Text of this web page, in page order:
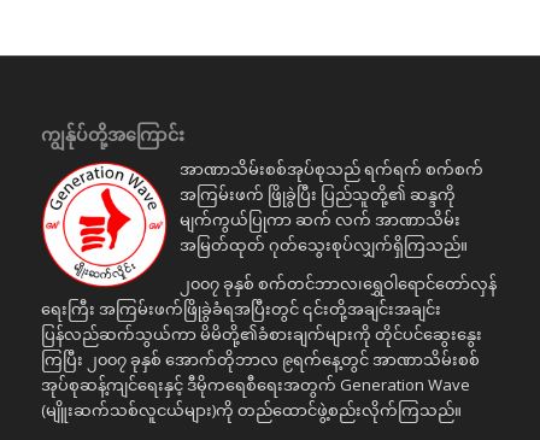
ကျွန်ုပ်တို့အကြောင်း
အာဏာသိမ်းစစ်အုပ်စုသည် ရက်ရက် စက်စက်
အကြမ်းဖက် ဖြိုခွဲပြီး ပြည်သူတို့၏ ဆန္ဒကို
မျက်ကွယ်ပြုကာ ဆက် လက် အာဏာသိမ်း
အမြတ်ထုတ် ဂုတ်သွေးစုပ်လျှက်ရှိကြသည်။
၂၀၀၇ ခုနှစ် စက်တင်ဘာလ၊ရွှေဝါရောင်တော်လှန်
ရေးကြီး အကြမ်းဖက်ဖြိုခွဲခံရအပြီးတွင် ၎င်းတို့အချင်းအချင်း
ပြန်လည်ဆက်သွယ်ကာ မိမိတို့၏ခံစားချက်များကို တိုင်ပင်ဆွေးနွေး
ကြပြီး ၂၀၀၇ ခုနှစ် အောက်တိုဘာလ ၉ရက်နေ့တွင် အာဏာသိမ်းစစ်
အုပ်စုဆန့်ကျင်ရေးနှင့် ဒီမိုကရေစီရေးအတွက် Generation Wave
(မျိူးဆက်သစ်လူငယ်များ)ကို တည်ထောင်ဖွဲ့စည်းလိုက်ကြသည်။